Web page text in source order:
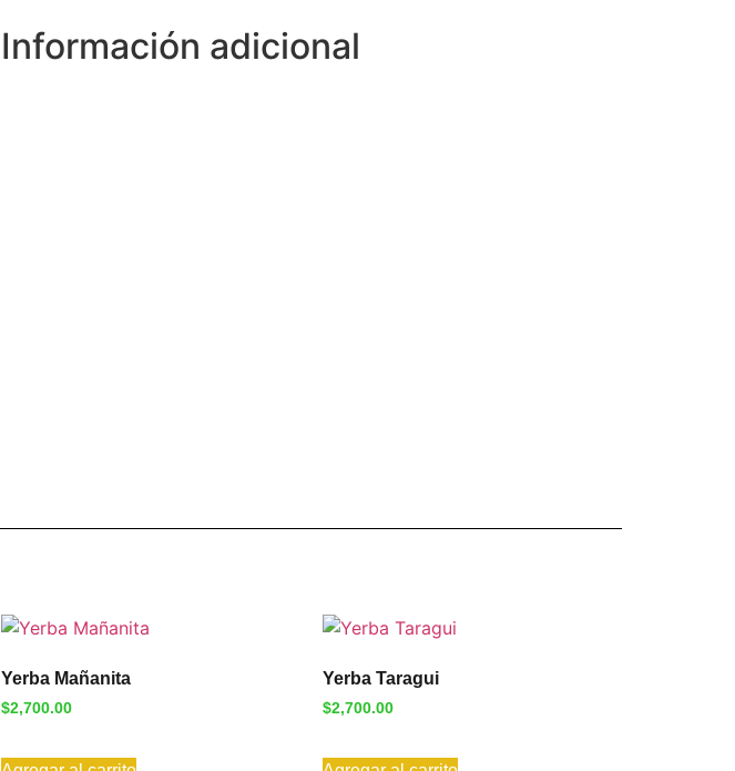
Información adicional
Yerba Mañanita
$2,700.00
Yerba Taragui
$2,700.00